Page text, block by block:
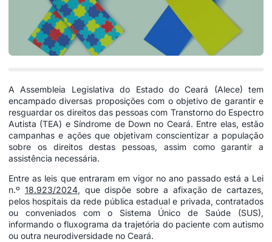
A Assembleia Legislativa do Estado do Ceará (Alece) tem
encampado diversas proposições com o objetivo de garantir e
resguardar os direitos das pessoas com Transtorno do Espectro
Autista (TEA) e Síndrome de Down no Ceará. Entre elas, estão
campanhas e ações que objetivam conscientizar a população
sobre os direitos destas pessoas, assim como garantir a
assistência necessária.
Entre as leis que entraram em vigor no ano passado está a Lei
n.º 18.923/2024, que dispõe sobre a afixação de cartazes,
pelos hospitais da rede pública estadual e privada, contratados
ou conveniados com o Sistema Único de Saúde (SUS),
informando o fluxograma da trajetória do paciente com autismo
ou outra neurodiversidade no Ceará.